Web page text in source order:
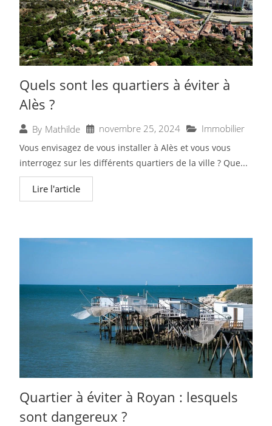
Quels sont les quartiers à éviter à
Alès ?
By Mathilde novembre 25, 2024 Immobilier
Vous envisagez de vous installer à Alès et vous vous
interrogez sur les différents quartiers de la ville ? Que...
Lire l'article
Quartier à éviter à Royan : lesquels
sont dangereux ?